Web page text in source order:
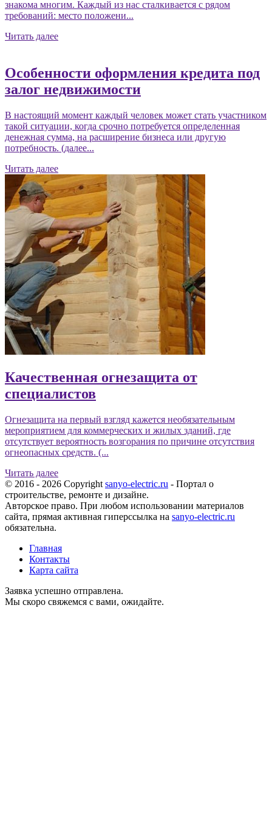
знакома многим. Каждый из нас сталкивается с рядом
требований: место положени...
Читать далее
Особенности оформления кредита под
залог недвижимости
В настоящий момент каждый человек может стать участником
такой ситуации, когда срочно потребуется определенная
денежная сумма, на расширение бизнеса или другую
потребность. (далее...
Читать далее
Качественная огнезащита от
специалистов
Огнезащита на первый взгляд кажется необязательным
мероприятием для коммерческих и жилых зданий, где
отсутствует вероятность возгорания по причине отсутствия
огнеопасных средств. (...
Читать далее
© 2016 - 2026 Copyright sanyo-electric.ru - Портал о
строительстве, ремонте и дизайне.
Авторское право. При любом использовании материалов
сайта, прямая активная гиперссылка на sanyo-electric.ru
обязательна.
Главная
Контакты
Карта сайта
Заявка успешно отправлена.
Мы скоро свяжемся с вами, ожидайте.